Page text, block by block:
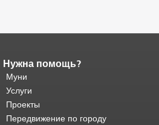
Конец содержимого
страницы.
страницы повторяется на каждой
странице.
основного содержимого .
Нужна помощь?
Муни
Услуги
Проекты
Передвижение по городу